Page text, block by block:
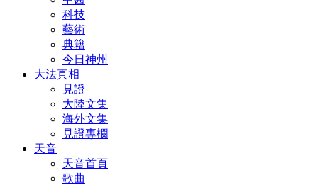
科技
藝術
典籍
今日神州
大法真相
見證
大陸文集
海外文集
見證專欄
天音
天音首頁
歌曲